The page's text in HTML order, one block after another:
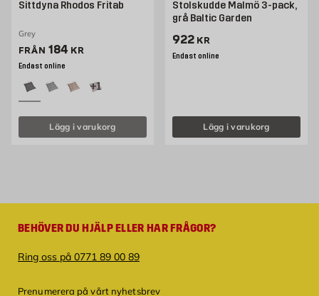
Sittdyna Rhodos Fritab
Grey
FRÅN Pris 145 kr
184 KR
Endast online
+1
Lägg i varukorg
Stolskudde Malmö 3-pack,
grå Baltic Garden
Pris 922 kr
922 KR
Endast online
Lägg i varukorg
BEHÖVER DU HJÄLP ELLER HAR FRÅGOR?
Ring oss på 0771 89 00 89
Prenumerera på vårt nyhetsbrev